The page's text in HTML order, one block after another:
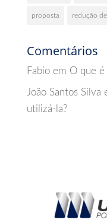
proposta redução
Comentários
Fabioem O que é
João Santos Silva
utilizá-la?